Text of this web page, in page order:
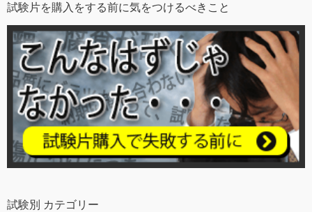
試験片を購入をする前に気をつけるべきこと
試験別 カテゴリー